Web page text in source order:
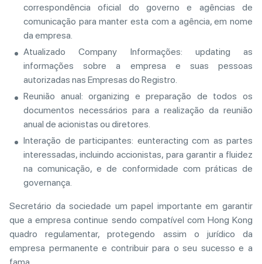
correspondência oficial do governo e agências de
comunicação para manter esta com a agência, em nome
da empresa.
Atualizado Company Informações: updating as
informações sobre a empresa e suas pessoas
autorizadas nas Empresas do Registro.
Reunião anual: organizing e preparação de todos os
documentos necessários para a realização da reunião
anual de acionistas ou diretores.
Interação de participantes: eunteracting com as partes
interessadas, incluindo accionistas, para garantir a fluidez
na comunicação, e de conformidade com práticas de
governança.
Secretário da sociedade um papel importante em garantir
que a empresa continue sendo compatível com Hong Kong
quadro regulamentar, protegendo assim o jurídico da
empresa permanente e contribuir para o seu sucesso e a